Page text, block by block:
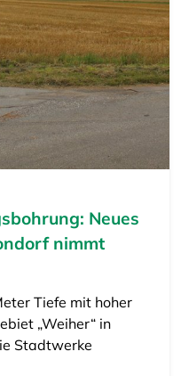
Neues
nimmt
Tiefe mit hoher
„Weiher“ in
Stadtwerke